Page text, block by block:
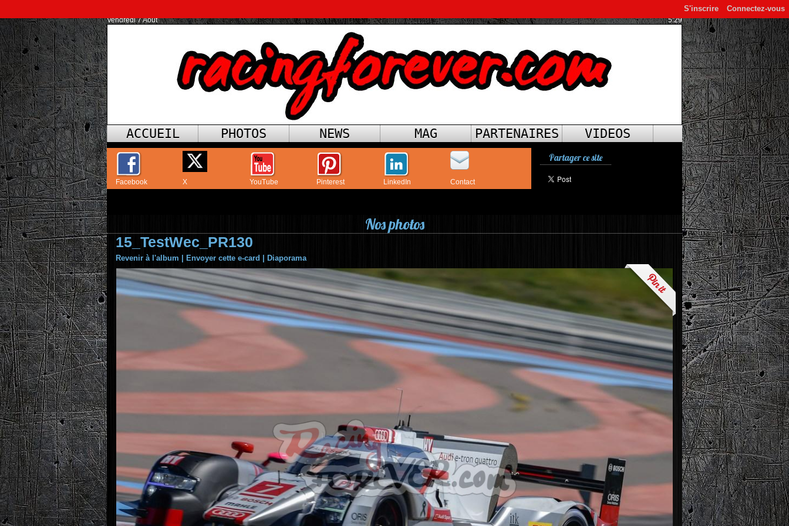
Connectez-vous
S'inscrire
Vendredi 7 Août 5:29
ACCUEIL PHOTOS NEWS MAG PARTENAIRES VIDEOS
Facebook X YouTube Pinterest LinkedIn Contact
Partager ce site
Nos photos
15_TestWec_PR130
Revenir à l'album Envoyer cette e-card Diaporama